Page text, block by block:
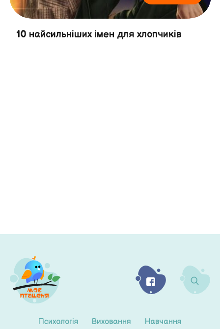
10 найсильніших імен для хлопчиків
Психологія Виховання Навчання